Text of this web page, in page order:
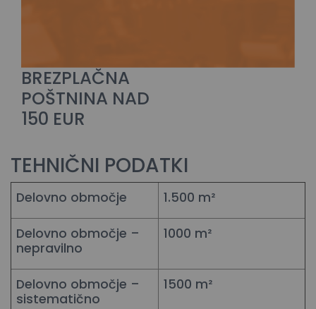
BREZPLAČNA
POŠTNINA NAD
150 EUR
TEHNIČNI PODATKI
Delovno območje 1.500 m²
Delovno območje –
nepravilno
1000 m²
Delovno območje –
sistematično
1500 m²